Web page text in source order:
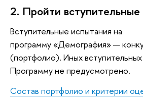
2. Пройти
Вступительные испытания на
программу «Демография» —
(портфолио). Иных
Программу не предусмотрено.
Состав портфолио и критерии